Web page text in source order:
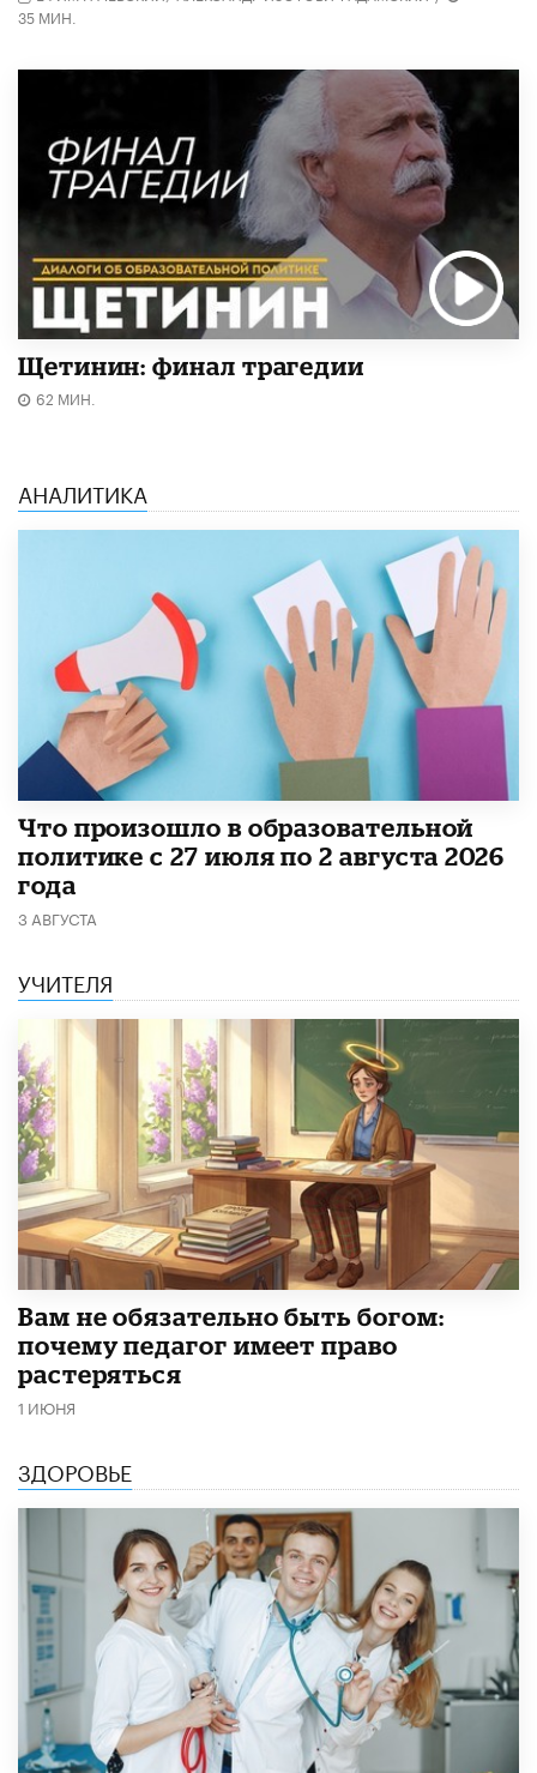
35 МИН.
Щетинин: финал трагедии
62 МИН.
АНАЛИТИКА
​Что произошло в образовательной
политике с 27 июля по 2 августа 2026
года
3 АВГУСТА
УЧИТЕЛЯ
​Вам не обязательно быть богом:
почему педагог имеет право
растеряться
1 ИЮНЯ
ЗДОРОВЬЕ